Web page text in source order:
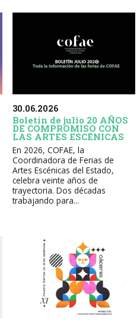
30.06.2026
Boletín de julio 20 AÑOS
DE COMPROMISO CON
LAS ARTES ESCÉNICAS
En 2026, COFAE, la
Coordinadora de Ferias de
Artes Escénicas del Estado,
celebra veinte años de
trayectoria. Dos décadas
trabajando para...